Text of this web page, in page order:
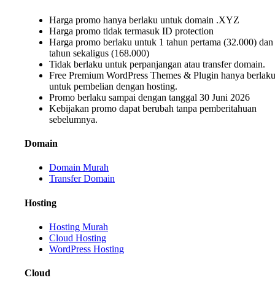
Harga promo hanya berlaku untuk domain .XYZ
Harga promo tidak termasuk ID protection
Harga promo berlaku untuk 1 tahun pertama (32.000) dan
tahun sekaligus (168.000)
Tidak berlaku untuk perpanjangan atau transfer domain.
Free Premium WordPress Themes & Plugin hanya berlaku
untuk pembelian dengan hosting.
Promo berlaku sampai dengan tanggal 30 Juni 2026
Kebijakan promo dapat berubah tanpa pemberitahuan
sebelumnya.
Domain
Domain Murah
Transfer Domain
Hosting
Hosting Murah
Cloud Hosting
WordPress Hosting
Cloud